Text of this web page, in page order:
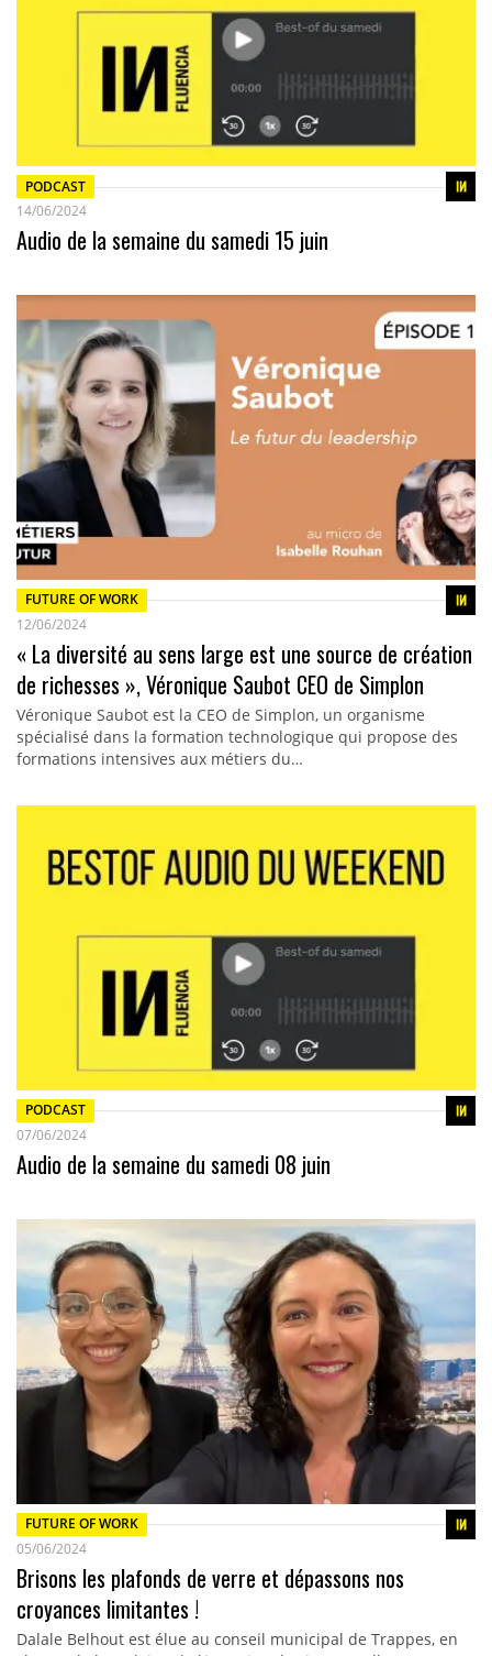
PODCAST
14/06/2024
Audio de la semaine du samedi 15 juin
FUTURE OF WORK
12/06/2024
« La diversité au sens large est une source de création
de richesses », Véronique Saubot CEO de Simplon
Véronique Saubot est la CEO de Simplon, un organisme
spécialisé dans la formation technologique qui propose des
formations intensives aux métiers du…
PODCAST
07/06/2024
Audio de la semaine du samedi 08 juin
FUTURE OF WORK
05/06/2024
Brisons les plafonds de verre et dépassons nos
croyances limitantes !
Dalale Belhout est élue au conseil municipal de Trappes, en